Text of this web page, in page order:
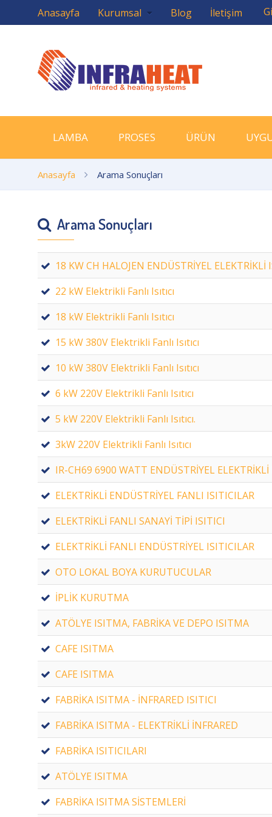
Anasayfa Kurumsal Blog İletişim
LAMBA PROSES ÜRÜN
Anasayfa Arama Sonuçları
Arama Sonuçları
18 KW CH HALOJEN ENDÜSTRİYEL ELEKTRİKLİ
22 kW Elektrikli Fanlı Isıtıcı
18 kW Elektrikli Fanlı Isıtıcı
15 kW 380V Elektrikli Fanlı Isıtıcı
10 kW 380V Elektrikli Fanlı Isıtıcı
6 kW 220V Elektrikli Fanlı Isıtıcı
5 kW 220V Elektrikli Fanlı Isıtıcı.
3kW 220V Elektrikli Fanlı Isıtıcı
IR-CH69 6900 WATT ENDÜSTRİYEL ELEKTRİKLİ
ELEKTRİKLİ ENDÜSTRİYEL FANLI ISITICILAR
ELEKTRİKLİ FANLI SANAYİ TİPİ ISITICI
ELEKTRİKLİ FANLI ENDÜSTRİYEL ISITICILAR
OTO LOKAL BOYA KURUTUCULAR
İPLİK KURUTMA
ATÖLYE ISITMA, FABRİKA VE DEPO ISITMA
CAFE ISITMA
CAFE ISITMA
FABRİKA ISITMA - İNFRARED ISITICI
FABRİKA ISITMA - ELEKTRİKLİ İNFRARED
FABRİKA ISITICILARI
ATÖLYE ISITMA
FABRİKA ISITMA SİSTEMLERİ